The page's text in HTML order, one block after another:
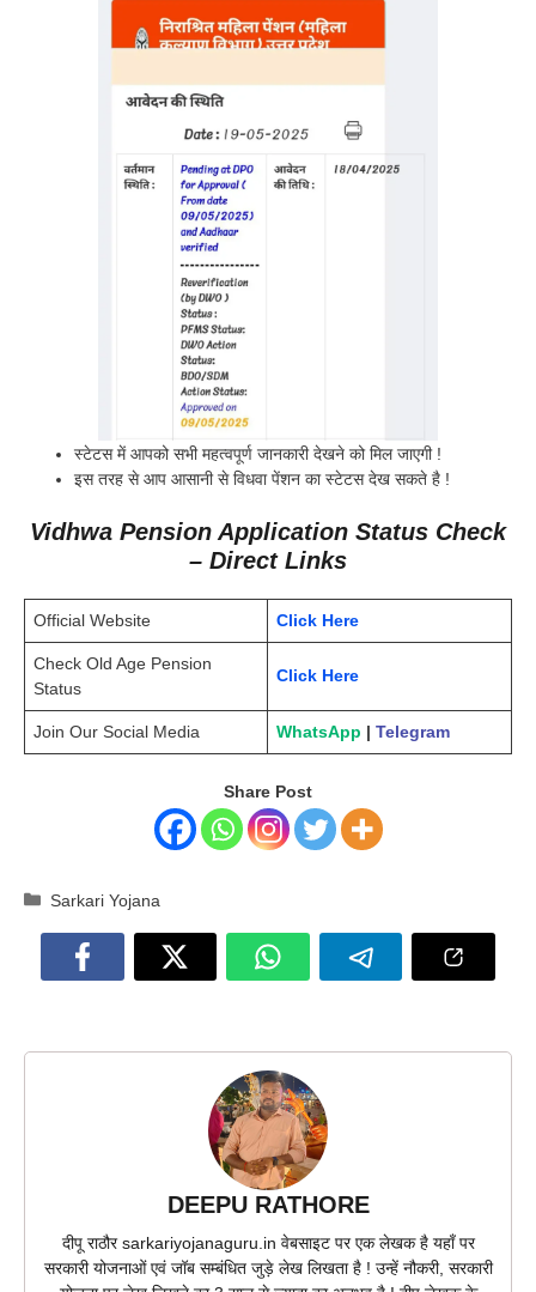
स्टेटस में आपको सभी महत्वपूर्ण जानकारी देखने को मिल जाएगी !
इस तरह से आप आसानी से विधवा पेंशन का स्टेटस देख सकते है !
Vidhwa Pension Application Status Check
– Direct Links
Official Website Click Here
Check Old Age Pension
Status
Click Here
Join Our Social Media WhatsApp | Telegram
Share Post
Categories
Sarkari Yojana
DEEPU RATHORE
दीपू राठौर sarkariyojanaguru.in वेबसाइट पर एक लेखक है यहाँ पर
सरकारी योजनाओं एवं जॉब सम्बंधित जुड़े लेख लिखता है ! उन्हें नौकरी, सरकारी